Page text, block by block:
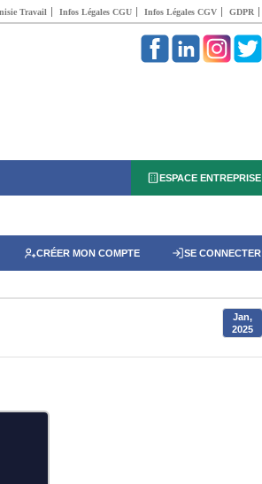
Travail Infos Légales CGU Infos Légales CGV GDPR
ESPACE ENTREPRISE
CRÉER MON COMPTE SE CONNECTER
Jan,
2025